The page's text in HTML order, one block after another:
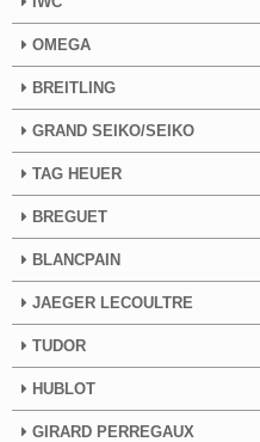
OMEGA
BREITLING
GRAND SEIKO/SEIKO
TAG HEUER
BREGUET
BLANCPAIN
JAEGER LECOULTRE
TUDOR
HUBLOT
GIRARD PERREGAUX